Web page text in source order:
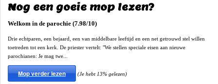
Nog een goeie mop lezen?
Welkom in de parochie (7.98/10)
Drie echtparen, een bejaard, een van middelbare leeftijd en een net getrouwd stel willen
toetreden tot een kerk. De priester vertelt: "We stellen speciale eisen aan nieuwe
parochianen: Je mag twe...
Mop verder lezen (Je hebt 13% gelezen)